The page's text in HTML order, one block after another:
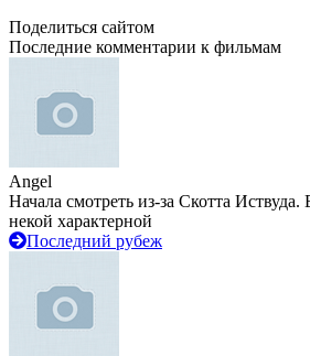
Поделиться сайтом
Последние комментарии к фильмам
Angel
Начала смотреть из-за Скотта
некой характерной
Последний рубеж